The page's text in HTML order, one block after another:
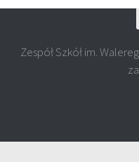
Zespół Szkół im.